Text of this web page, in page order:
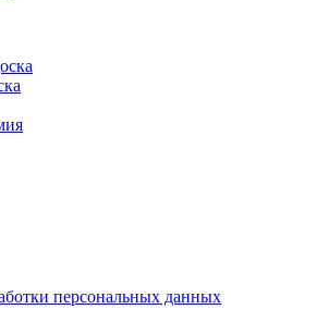
персональных данных